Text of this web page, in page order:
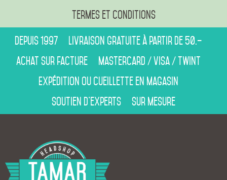
Termes et conditions
Depuis 1997
Livraison gratuite à partir de 50.–
Achat sur facture
Mastercard / Visa / Twint
Expédition ou cueillette en magasin
Soutien d’experts
Sur mesure